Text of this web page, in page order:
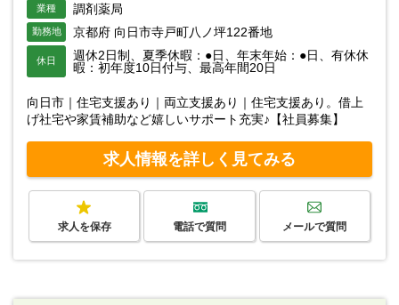
業種 調剤薬局
勤務地 京都府 向日市寺戸町八ノ坪122番地
休日
週休2日制、夏季休暇：●日、年末年始：●日、有休休
暇：初年度10日付与、最高年間20日
向日市｜住宅支援あり｜両立支援あり｜住宅支援あり。借上
げ社宅や家賃補助など嬉しいサポート充実♪【社員募集】
求人情報を詳しく見てみる
求人を保存 電話で質問 メールで質問